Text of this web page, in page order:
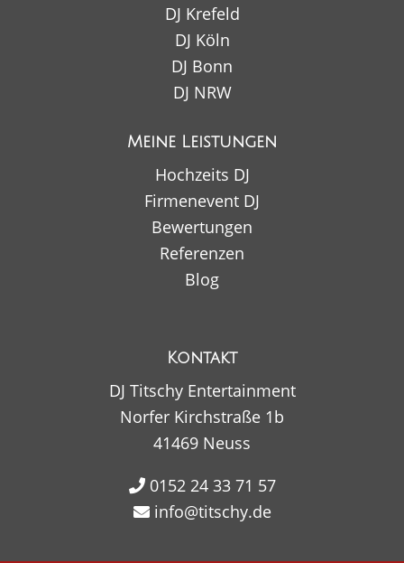
DJ Krefeld
DJ Köln
DJ Bonn
DJ NRW
Meine Leistungen
Hochzeits DJ
Firmenevent DJ
Bewertungen
Referenzen
Blog
Kontakt
DJ Titschy Entertainment
Norfer Kirchstraße 1b
41469 Neuss
0152 24 33 71 57
info@titschy.de